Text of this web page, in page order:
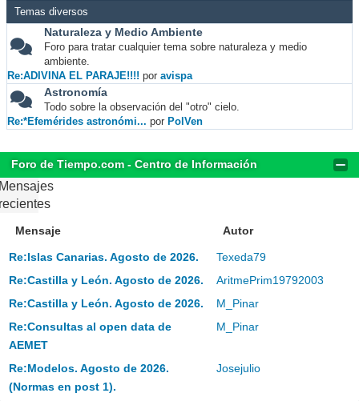
Temas diversos
Naturaleza y Medio Ambiente
Foro para tratar cualquier tema sobre naturaleza y medio
ambiente.
Re:ADIVINA EL PARAJE!!!! por avispa
Astronomía
Todo sobre la observación del "otro" cielo.
Re:*Efemérides astronómi... por PolVen
Foro de Tiempo.com - Centro de Información
Mensaje Autor
Re:Islas Canarias. Agosto de 2026.
Texeda79
Re:Castilla y León. Agosto de 2026.
AritmePrim19792003
Re:Castilla y León. Agosto de 2026.
M_Pinar
Re:Consultas al open data de
AEMET
M_Pinar
Re:Modelos. Agosto de 2026.
(Normas en post 1).
Josejulio